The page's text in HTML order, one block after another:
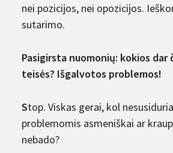
nei pozicijos, nei opozicijos.
sutarimo.
Pasigirsta nuomonių: kokios dar
teisės? Išgalvotos problemos!
Stop. Viskas gerai, kol
problemomis asmeniškai ar
nebado?